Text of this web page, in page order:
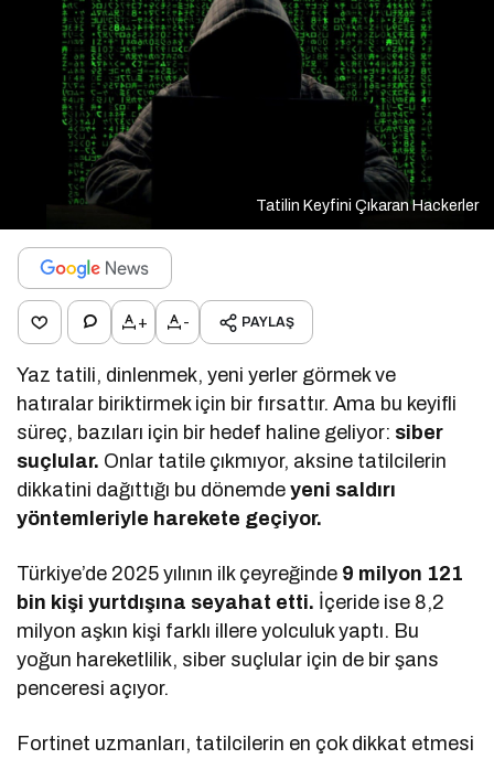
Tatilin Keyfini Çıkaran Hackerler
+ - PAYLAŞ
Yaz tatili, dinlenmek, yeni yerler görmek ve
hatıralar biriktirmek için bir fırsattır. Ama bu keyifli
süreç, bazıları için bir hedef haline geliyor: siber
suçlular. Onlar tatile çıkmıyor, aksine tatilcilerin
dikkatini dağıttığı bu dönemdeyeni saldırı
yöntemleriyle harekete geçiyor.
Türkiye’de 2025 yılının ilk çeyreğinde 9 milyon 121
bin kişi yurtdışına seyahat etti. İçeride ise 8,2
milyon aşkın kişi farklı illere yolculuk yaptı. Bu
yoğun hareketlilik, siber suçlular için de bir şans
penceresi açıyor.
Fortinet uzmanları, tatilcilerin en çok dikkat etmesi